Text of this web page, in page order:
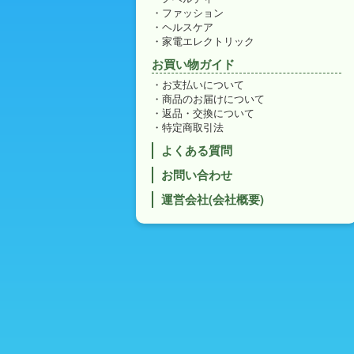
ファッション
ヘルスケア
家電エレクトリック
お買い物ガイド
お支払いについて
商品のお届けについて
返品・交換について
特定商取引法
よくある質問
お問い合わせ
運営会社(会社概要)